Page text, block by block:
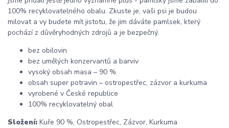
100% recyklovatelného obalu. Zkuste je, vaši psi je budou
milovat a vy budete mít jistotu, že jim dáváte pamlsek, který
pochází z důvěryhodných zdrojů a je bezpečný.
bez obilovin
bez umělých konzervantů a barviv
vysoký obsah masa – 90 %
obsah super potravin – ostropestřec, zázvor a kurkuma
vyrobené v České republice
100% recyklovatelný obal
Složení: Kuře 90 %, Ostropestřec, Zázvor, Kurkuma